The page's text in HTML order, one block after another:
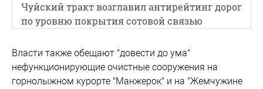
Чуйский тракт возглавил антирейтинг дорог
по уровню покрытия сотовой связью
Власти также обещают "довести до ума"
нефункционирующие очистные сооружения на
горнолыжном курорте "Манжерок" и на "Жемчужине